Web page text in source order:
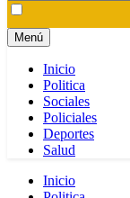
Menú
Inicio
Politica
Sociales
Policiales
Deportes
Salud
Inicio